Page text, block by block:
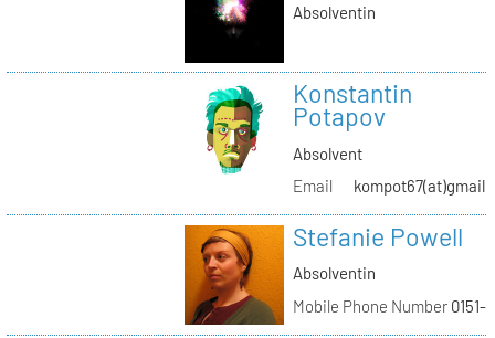
Absolventin
Konstantin
Potapov
Absolvent
Email
Stefanie Powell
Absolventin
Mobile Phone Number0151-